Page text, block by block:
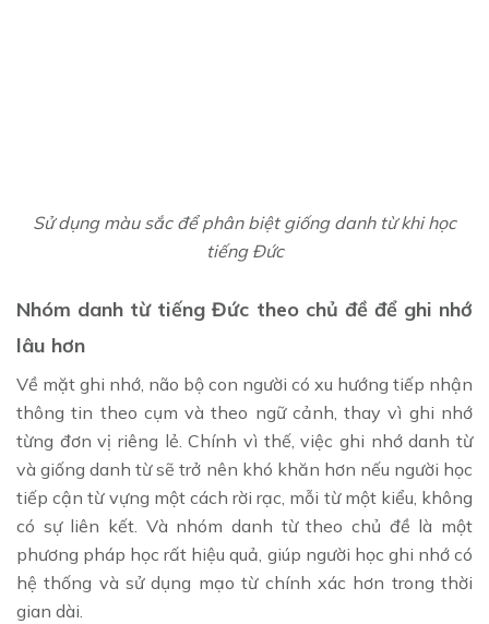
Sử dụng màu sắc để phân biệt giống danh từ khi học
tiếng Đức
Nhóm danh từ tiếng Đức theo chủ đề để ghi nhớ
lâu hơn
Về mặt ghi nhớ, não bộ con người có xu hướng tiếp nhận
thông tin theo cụm và theo ngữ cảnh, thay vì ghi nhớ
từng đơn vị riêng lẻ. Chính vì thế, việc ghi nhớ danh từ
và giống danh từ sẽ trở nên khó khăn hơn nếu người học
tiếp cận từ vựng một cách rời rạc, mỗi từ một kiểu, không
có sự liên kết. Và nhóm danh từ theo chủ đề là một
phương pháp học rất hiệu quả, giúp người học ghi nhớ có
hệ thống và sử dụng mạo từ chính xác hơn trong thời
gian dài.